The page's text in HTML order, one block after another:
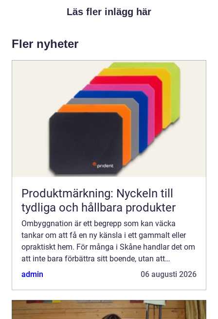
Läs fler inlägg här
Fler nyheter
Produktmärkning: Nyckeln till
tydliga och hållbara produkter
Ombyggnation är ett begrepp som kan väcka
tankar om att få en ny känsla i ett gammalt eller
opraktiskt hem. För många i Skåne handlar det om
att inte bara förbättra sitt boende, utan att
verkligen f&oum...
admin 06 augusti 2026